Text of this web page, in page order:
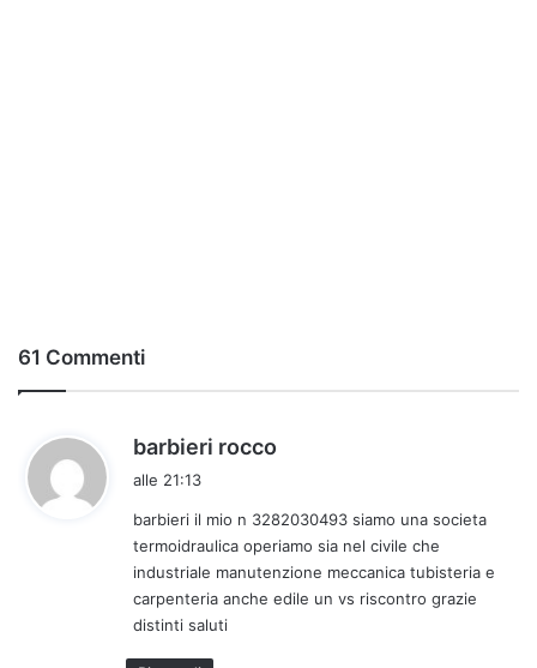
61 Commenti
barbieri rocco
e
t
t
o
alle 21:13
barbieri il mio n 3282030493 siamo una societa
termoidraulica operiamo sia nel civile che
industriale manutenzione meccanica tubisteria e
carpenteria anche edile un vs riscontro grazie
distinti saluti